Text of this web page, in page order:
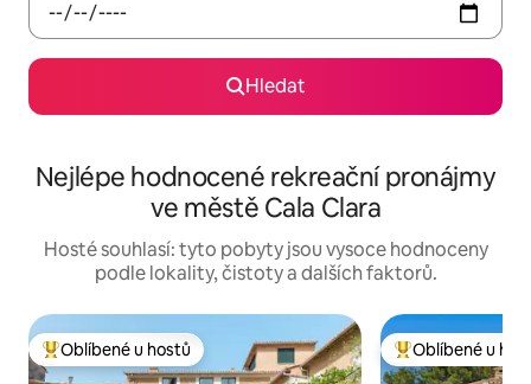
Hledat
Nejlépe hodnocené rekreační pronájmy
ve městě Cala Clara
Hosté souhlasí: tyto pobyty jsou vysoce hodnoceny
podle lokality, čistoty a dalších faktorů.
Nejlepší v kategorii Oblíbené u hostů
Oblíbené u hostů Nejlepší v
Oblíbené u